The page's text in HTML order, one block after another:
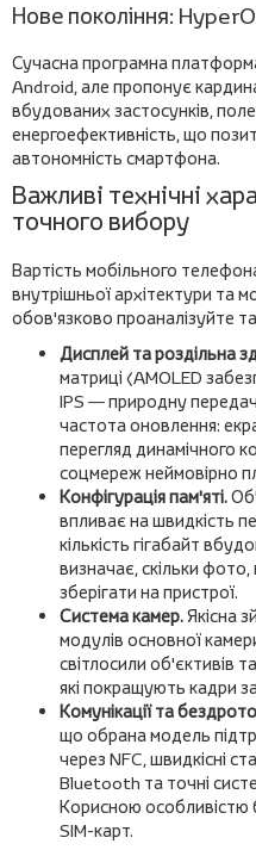
Нове покоління:
Сучасна програмна
Android, але пропонує
вбудованих застосунків,
енергоефективність, що
автономність смартфона.
Важливі технічні
точного вибору
Вартість мобільного
внутрішньої архітектури та
обов'язково проаналізуйте
Дисплей та роздільна
матриці (AMOLED
IPS — природну
частота оновлення:
перегляд динамічного
соцмереж неймовірно
Конфігурація пам'яті.
впливає на швидкість
кількість гігабайт
визначає, скільки
зберігати на пристрої.
Система камер.Якісна
модулів основної
світлосили об'єктивів
які покращують кадри
Комунікації та
що обрана модель
через NFC, швидкісні
Bluetooth та точні
Корисною особливістю
SIM-карт.